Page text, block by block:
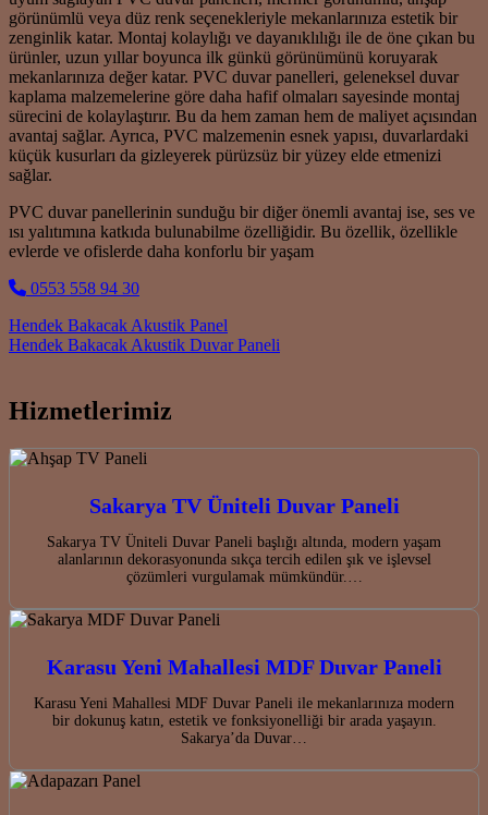
görünümlü veya düz renk seçenekleriyle mekanlarınıza estetik bir
zenginlik katar. Montaj kolaylığı ve dayanıklılığı ile de öne çıkan bu
ürünler, uzun yıllar boyunca ilk günkü görünümünü koruyarak
mekanlarınıza değer katar. PVC duvar panelleri, geleneksel duvar
kaplama malzemelerine göre daha hafif olmaları sayesinde montaj
sürecini de kolaylaştırır. Bu da hem zaman hem de maliyet açısından
avantaj sağlar. Ayrıca, PVC malzemenin esnek yapısı, duvarlardaki
küçük kusurları da gizleyerek pürüzsüz bir yüzey elde etmenizi
sağlar.
PVC duvar panellerinin sunduğu bir diğer önemli avantaj ise, ses ve
ısı yalıtımına katkıda bulunabilme özelliğidir. Bu özellik, özellikle
evlerde ve ofislerde daha konforlu bir yaşam
0553 558 94 30
Post navigation
Hendek Bakacak Akustik Panel
Hendek Bakacak Akustik Duvar Paneli
Hizmetlerimiz
Sakarya TV Üniteli Duvar Paneli
Sakarya TV Üniteli Duvar Paneli başlığı altında, modern yaşam
alanlarının dekorasyonunda sıkça tercih edilen şık ve işlevsel
çözümleri vurgulamak mümkündür.…
Karasu Yeni Mahallesi MDF Duvar Paneli
Karasu Yeni Mahallesi MDF Duvar Paneli ile mekanlarınıza modern
bir dokunuş katın, estetik ve fonksiyonelliği bir arada yaşayın.
Sakarya’da Duvar…